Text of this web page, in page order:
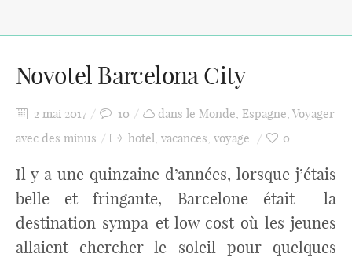
Novotel Barcelona City
2 mai 2017 10 dans le Monde, Espagne, Voyager
avec des minus
hotel, vacances, voyage 0
Il y a une quinzaine d’années, lorsque j’étais
belle et fringante, Barcelone était la
destination sympa et low cost où les jeunes
allaient chercher le soleil pour quelques